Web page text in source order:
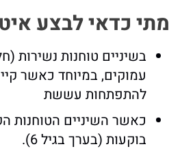
מתי כדאי לבצע
בשיניים טוחנות נשירות
עמוקים, במיוחד כאשר
להתפתחות עששת
כאשר השיניים הטוחנות
בוקעות (בערך בגיל 6).